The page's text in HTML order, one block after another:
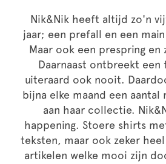
Nik&Nik heeft altijd zo'n
jaar; een prefall en een
Maar ook een prespring
Daarnaast ontbreekt
uiteraard ook nooit.
bijna elke maand een
aan haar collectie.
happening. Stoere shirts
teksten, maar ook zeker
artikelen welke mooi zijn